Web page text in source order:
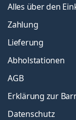
Alles über den
Zahlung
Lieferung
Abholstationen
AGB
Erklärung zur
Datenschutz